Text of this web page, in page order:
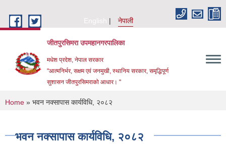
English
नेपाली
जीतपुरसिमरा उपमहानगरपालिका
मधेश प्रदेश, नेपाल सरकार
"आत्मनिर्भर, सक्षम एवं जनमुखी, स्थानिय सरकार, समृद्धिपूर्ण
सुशासन जीतपुरसिमराको आधार। "
You are here
Home » भवन नक्सापास कार्यविधि, २०८२
भवन नक्सापास कार्यविधि, २०८२